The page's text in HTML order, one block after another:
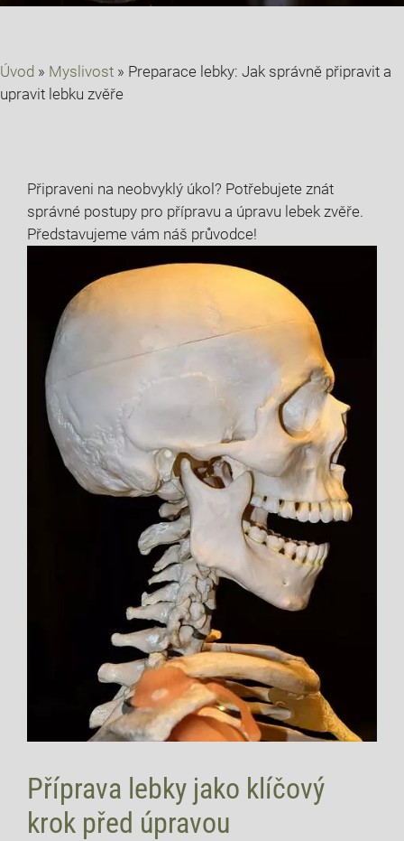
Úvod » Myslivost » Preparace lebky: Jak správně připravit a
upravit lebku zvěře
Připraveni na neobvyklý úkol? Potřebujete znát
správné postupy pro přípravu a úpravu lebek zvěře.
Představujeme vám náš průvodce!
Příprava lebky jako klíčový
krok před úpravou